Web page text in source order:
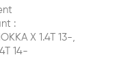
:
X 1.4T 13-,
14-